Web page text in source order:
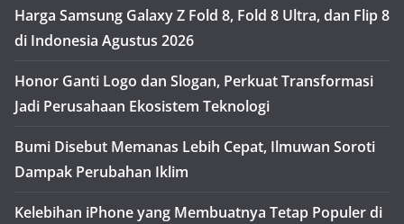
Harga Samsung Galaxy Z Fold 8, Fold 8 Ultra, dan Flip 8
di Indonesia Agustus 2026
Honor Ganti Logo dan Slogan, Perkuat Transformasi
Jadi Perusahaan Ekosistem Teknologi
Bumi Disebut Memanas Lebih Cepat, Ilmuwan Soroti
Dampak Perubahan Iklim
Kelebihan iPhone yang Membuatnya Tetap Populer di